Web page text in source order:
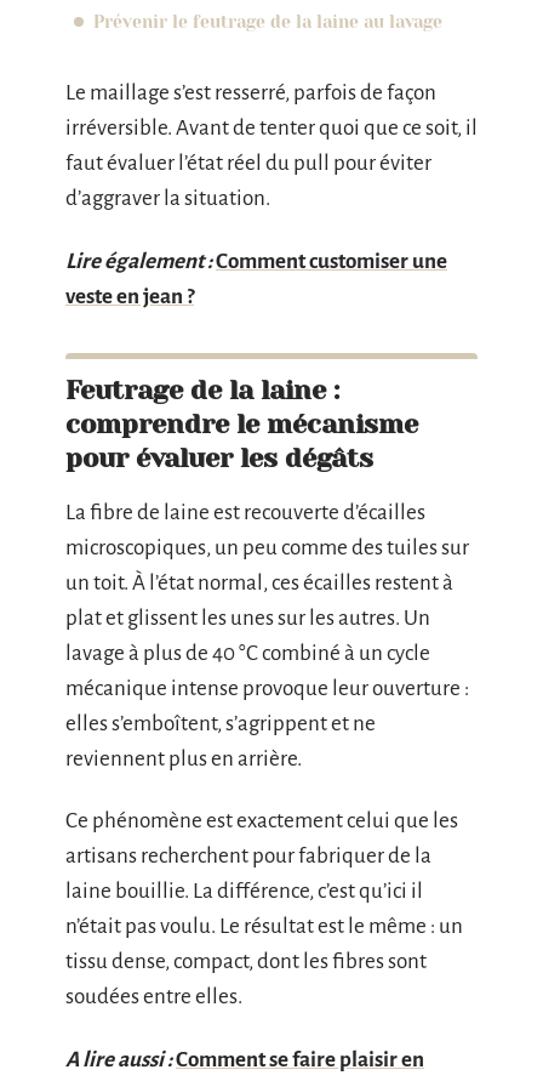
Prévenir le feutrage de la laine au lavage
Le maillage s’est resserré, parfois de façon
irréversible. Avant de tenter quoi que ce soit, il
faut évaluer l’état réel du pull pour éviter
d’aggraver la situation.
Lire également :Comment customiser une
veste en jean ?
Feutrage de la laine :
comprendre le mécanisme
pour évaluer les dégâts
La fibre de laine est recouverte d’écailles
microscopiques, un peu comme des tuiles sur
un toit. À l’état normal, ces écailles restent à
plat et glissent les unes sur les autres. Un
lavage à plus de 40 °C combiné à un cycle
mécanique intense provoque leur ouverture :
elles s’emboîtent, s’agrippent et ne
reviennent plus en arrière.
Ce phénomène est exactement celui que les
artisans recherchent pour fabriquer de la
laine bouillie. La différence, c’est qu’ici il
n’était pas voulu. Le résultat est le même : un
tissu dense, compact, dont les fibres sont
soudées entre elles.
A lire aussi :Comment se faire plaisir en